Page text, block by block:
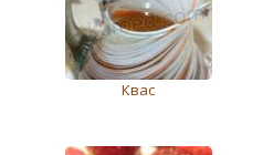
Квас